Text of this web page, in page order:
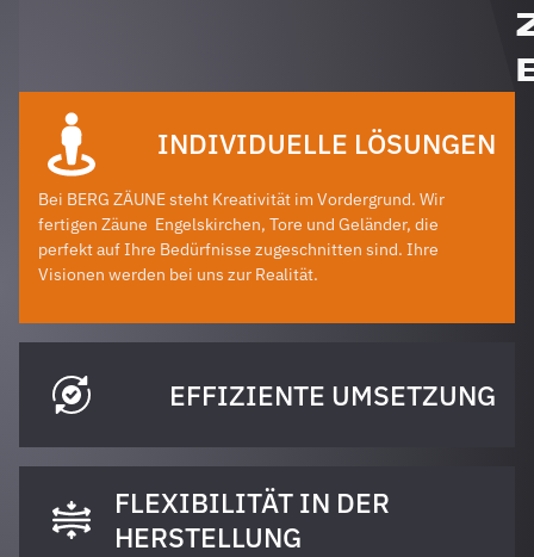
INDIVIDUELLE LÖSUNGEN
Bei BERG ZÄUNE steht Kreativität im Vordergrund. Wir
fertigen Zäune Engelskirchen, Tore und Geländer, die
perfekt auf Ihre Bedürfnisse zugeschnitten sind. Ihre
Visionen werden bei uns zur Realität.
EFFIZIENTE UMSETZUNG
FLEXIBILITÄT IN DER
HERSTELLUNG